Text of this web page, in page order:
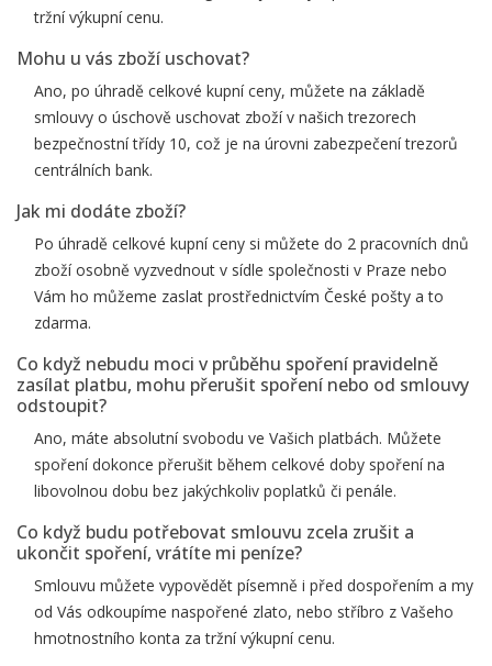
tržní výkupní cenu.
Mohu u vás zboží uschovat?
Ano, po úhradě celkové kupní ceny, můžete na základě
smlouvy o úschově uschovat zboží v našich trezorech
bezpečnostní třídy 10, což je na úrovni zabezpečení trezorů
centrálních bank.
Jak mi dodáte zboží?
Po úhradě celkové kupní ceny si můžete do 2 pracovních dnů
zboží osobně vyzvednout v sídle společnosti v Praze nebo
Vám ho můžeme zaslat prostřednictvím České pošty a to
zdarma.
Co když nebudu moci v průběhu spoření pravidelně
zasílat platbu, mohu přerušit spoření nebo od smlouvy
odstoupit?
Ano, máte absolutní svobodu ve Vašich platbách. Můžete
spoření dokonce přerušit během celkové doby spoření na
libovolnou dobu bez jakýchkoliv poplatků či penále.
Co když budu potřebovat smlouvu zcela zrušit a
ukončit spoření, vrátíte mi peníze?
Smlouvu můžete vypovědět písemně i před dospořením a my
od Vás odkoupíme naspořené zlato, nebo stříbro z Vašeho
hmotnostního konta za tržní výkupní cenu.